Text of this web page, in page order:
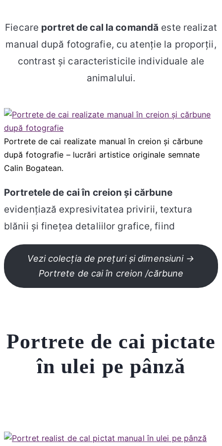
Fiecare portret decal la comandă este realizat
manual după fotografie, cu atenție la proporții,
contrast și caracteristicile individuale ale
animalului.
Portrete de cai realizate manual în creion și cărbune
după fotografie – lucrări artistice originale semnate
Calin Bogatean.
Portretele de cai în creion și cărbune
evidențiază expresivitatea privirii, textura
blănii și finețea detaliilor grafice, fiind
Vezi colecția de prețuri și dimensiuni →
Portrete de cai în creion /cărbune
Portrete de cai pictate
în ulei pe pânză